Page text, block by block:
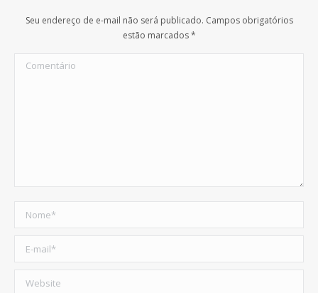
Seu endereço de e-mail não será publicado. Campos obrigatórios
estão marcados*
Comentário
Nome *
E-mail *
Website